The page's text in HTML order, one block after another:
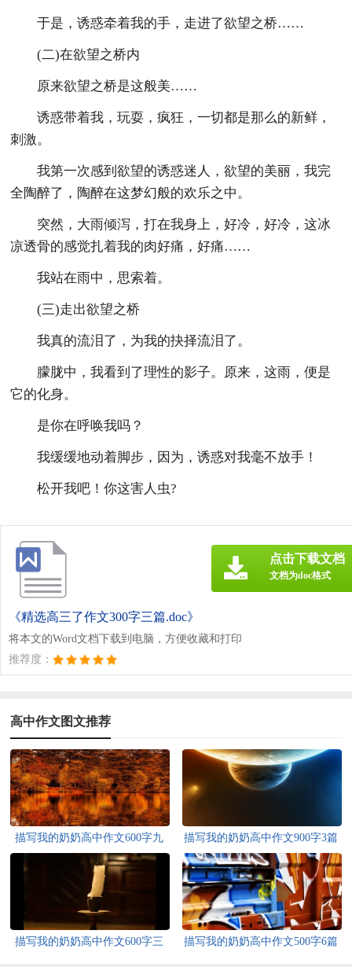
于是，诱惑牵着我的手，走进了欲望之桥……
(二)在欲望之桥内
原来欲望之桥是这般美……
诱惑带着我，玩耍，疯狂，一切都是那么的新鲜，
刺激。
我第一次感到欲望的诱惑迷人，欲望的美丽，我完
全陶醉了，陶醉在这梦幻般的欢乐之中。
突然，大雨倾泻，打在我身上，好冷，好冷，这冰
凉透骨的感觉扎着我的肉好痛，好痛……
我站在雨中，思索着。
(三)走出欲望之桥
我真的流泪了，为我的抉择流泪了。
朦胧中，我看到了理性的影子。原来，这雨，便是
它的化身。
是你在呼唤我吗？
我缓缓地动着脚步，因为，诱惑对我毫不放手！
松开我吧！你这害人虫?
《精选高三了作文300字三篇.doc》
将本文的Word文档下载到电脑，方便收藏和打印
推荐度：
点击下载文档
文档为doc格式
高中作文图文推荐
描写我的奶奶高中作文600字九
篇
描写我的奶奶高中作文900字3篇
描写我的奶奶高中作文600字三
描写我的奶奶高中作文500字6篇